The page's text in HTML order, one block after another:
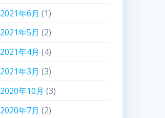
2021年6月 (1)
2021年5月 (2)
2021年4月 (4)
2021年3月 (3)
2020年10月 (3)
2020年7月 (2)